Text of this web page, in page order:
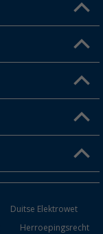
Duitse Elektrowet
Herroepingsrecht